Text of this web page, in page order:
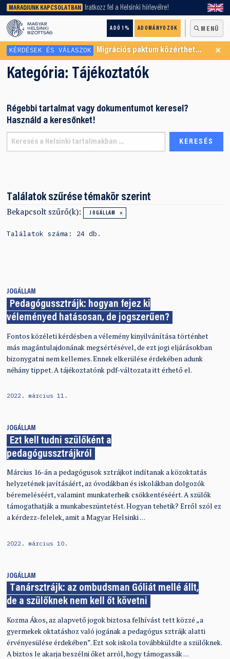
MARADJUNK KAPCSOLATBAN Iratkozz fel a Helsinki hírlevélre!
ADÓ 1% ADOMÁNYOZOK MENÜ
keresőnket!
KÉRDÉSEK ÉS VÁLASZOK Migrációs paktum közérthetően ×
Kategória: Tájékoztatók
Régebbi tartalmat vagy dokumentumot keresel?
Használd a keresőnket!
Találatok szűrése témakör szerint
Bekapcsolt szűrő(k): JOGÁLLAM
Találatok száma: 24 db.
JOGÁLLAM
Pedagógussztrájk: hogyan fejez ki
véleményed hatásosan, de jogszerűen?
Fontos közéleti kérdésben a vélemény kinyilvánítása történhet
más magántulajdonának megsértésével, de ezt jogi eljárásokban
bizonygatni nem kellemes. Ennek elkerülése érdekében adunk
néhány tippet. A tájékoztatónk pdf-változata itt érhető el.
2022. március 11.
JOGÁLLAM
Ezt kell tudni szülőként a
pedagógussztrájkról
Március 16-án a pedagógusok sztrájkot indítanak a közoktatás
helyzetének javításáért, az óvodákban és iskolákban dolgozók
béremeléséért, valamint munkaterheik csökkentéséért. A szülők
támogathatják a munkabeszüntetést. Hogyan tehetik? Erről szól ez
a kérdezz-felelek, amit a Magyar Helsinki …
2022. március 10.
JOGÁLLAM
Tanársztrájk: az ombudsman Góliát mellé állt,
de a szülőknek nem kell őt követni
Kozma Ákos, az alapvető jogok biztosa felhívást tett közzé „a
gyermekek oktatáshoz való jogának a pedagógus sztrájk alatti
érvényesülése érdekében”. Ezt sok iskola továbbküldte a szülőknek.
A biztos le akarja beszélni őket arról, hogy támogassák …